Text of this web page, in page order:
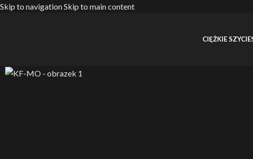
Skip to navigationSkip to main content
CIĘŻKIE SZYCIE